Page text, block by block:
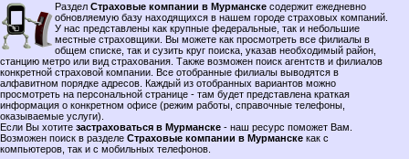
Раздел Страховые компании в Мурманске содержит ежедневно
обновляемую базу находящихся в нашем городе страховых компаний.
У нас представлены как крупные федеральные, так и небольшие
местные страховщики. Вы можете как просмотреть все филиалы в
общем списке, так и сузить круг поиска, указав необходимый район,
станцию метро или вид страхования. Также возможен поиск агентств и филиалов
конкретной страховой компании. Все отобранные филиалы выводятся в
алфавитном порядке адресов. Каждый из отобранных вариантов можно
просмотреть на персональной странице - там будет представлена краткая
информация о конкретном офисе (режим работы, справочные телефоны,
оказываемые услуги).
Если Вы хотите застраховаться в Мурманске - наш ресурс поможет Вам.
Возможен поиск в разделе Страховые компании в Мурманске как с
компьютеров, так и с мобильных телефонов.